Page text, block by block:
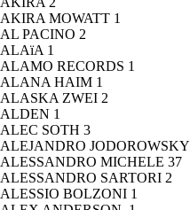
AKIRA MOWATT 1
AL PACINO 2
ALAïA 1
ALAMO RECORDS 1
ALANA HAIM 1
ALASKA ZWEI 2
ALDEN 1
ALEC SOTH 3
ALEJANDRO JODOROWSKY
ALESSANDRO MICHELE 37
ALESSANDRO SARTORI 2
ALESSIO BOLZONI 1